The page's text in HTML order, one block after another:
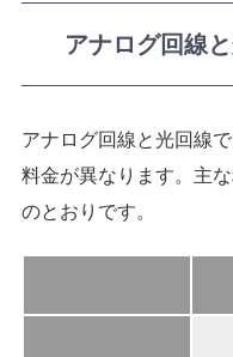
アナログ回線
アナログ回線と光回線
料金が異なります。主
のとおりです。